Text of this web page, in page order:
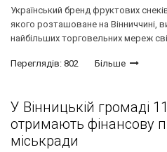
Український бренд фруктових
якого розташоване на Вінниччині,
найбільших торговельних мереж
Переглядів: 802 Більше
У Вінницькій громаді
отримають фінансову
міськради